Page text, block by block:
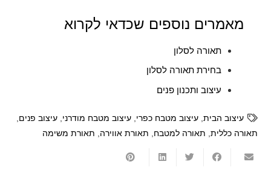
מאמרים נוספים שכדאי לקרוא
תאורה לסלון
בחירת תאורה לסלון
עיצוב ותכנון פנים
עיצוב הבית, עיצוב מטבח כפרי, עיצוב מטבח מודרני, עיצוב פנים,
תאורה כללית, תאורה למטבח, תאורת אווירה, תאורת משימה